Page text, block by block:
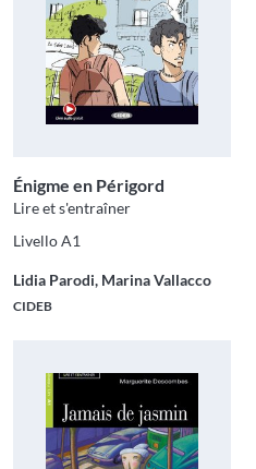
Énigme en Périgord
Lire et s'entraîner
Livello A1
Lidia Parodi, Marina Vallacco
CIDEB